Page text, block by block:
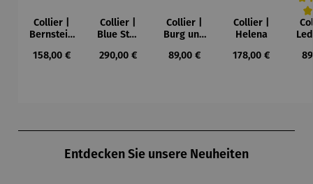
Collier |
Bernstein
Mond und
Regulärer Preis:
158,00 €
Collier |
Blue Star
Waszak
Regulärer Preis:
290,00 €
Collier |
Burg und
Paul Klee
Regulärer Preis:
89,00 €
Collier |
Helena
Regulärer Preis:
178,00 €
Entdecken Sie unsere Neuheiten